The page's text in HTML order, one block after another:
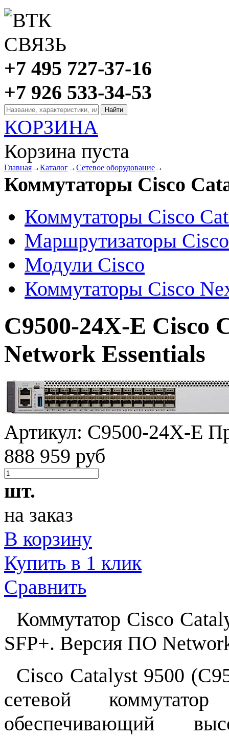
+7 495 727-37-16
+7 926 533-34-53
КОРЗИНА
Корзина пуста
Главная→Каталог→Сетевое оборудование→
Коммутаторы Cisco
Коммутаторы Cisco
Маршрутизаторы Cisco
Модули Cisco
Коммутаторы Cisco
C9500-24X-E Cisco
Network Essentials
Артикул: C9500-24X-E
888 959 руб
шт.
на заказ
В корзину
Купить в 1 клик
Сравнить
Коммутатор Cisco
SFP+. Версия ПО
Cisco Catalyst 9500
сетевой
обеспечивающий